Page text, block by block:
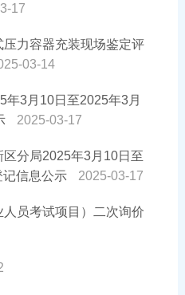
17
力容器充装现场鉴定评
03-14
年3月10日至2025年3月
2025-03-17
分局2025年3月10日至
信息公示
2025-03-17
员考试项目）二次询价